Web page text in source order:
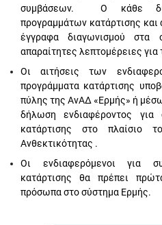
συμβάσεων. Ο κάθε
προγραμμάτων κατάρτισης και
έγγραφα διαγωνισμού στα
απαραίτητες λεπτομέρειες
Οι αιτήσεις των
προγράμματα κατάρτισης
πύλης της ΑνΑΔ «Ερμής» ή
δήλωση ενδιαφέροντος για
κατάρτισης στο πλαίσιο
Ανθεκτικότητας .
Οι ενδιαφερόμενοι για
κατάρτισης θα πρέπει
πρόσωπα στο σύστημα Ερμής.